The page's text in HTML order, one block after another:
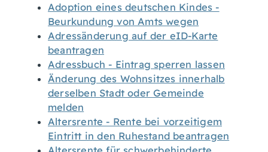
Adoption eines deutschen Kindes -
Beurkundung von Amts wegen
Adressänderung auf der eID-Karte
beantragen
Adressbuch - Eintrag sperren lassen
Änderung des Wohnsitzes innerhalb
derselben Stadt oder Gemeinde
melden
Altersrente - Rente bei vorzeitigem
Eintritt in den Ruhestand beantragen